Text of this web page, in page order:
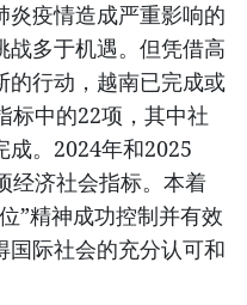
炎疫情造成严重影响的
战多于机遇。但凭借高
的行动，越南已完成或
标中的22项，其中社
成。2024年和2025
经济社会指标。本着
”精神成功控制并有效
国际社会的充分认可和